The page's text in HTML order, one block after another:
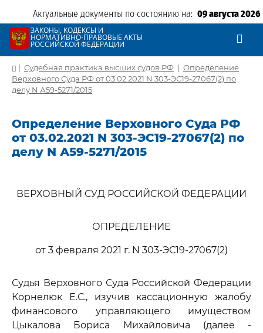
Актуальные документы по состоянию на: 09 августа 2026
ЗАКОНЫ, КОДЕКСЫ И
НОРМАТИВНО-ПРАВОВЫЕ АКТЫ
РОССИЙСКОЙ ФЕДЕРАЦИИ
| Судебная практика высших судов РФ | Определение
Верховного Суда РФ от 03.02.2021 N 303-ЭС19-27067(2) по
делу N А59-5271/2015
Определение Верховного Суда РФ
от 03.02.2021 N 303-ЭС19-27067(2) по
делу N А59-5271/2015
ВЕРХОВНЫЙ СУД РОССИЙСКОЙ ФЕДЕРАЦИИ
ОПРЕДЕЛЕНИЕ
от 3 февраля 2021 г. N 303-ЭС19-27067(2)
Судья Верховного Суда Российской Федерации
Корнелюк Е.С., изучив кассационную жалобу
финансового управляющего имуществом
Цыкалова Бориса Михайловича (далее -